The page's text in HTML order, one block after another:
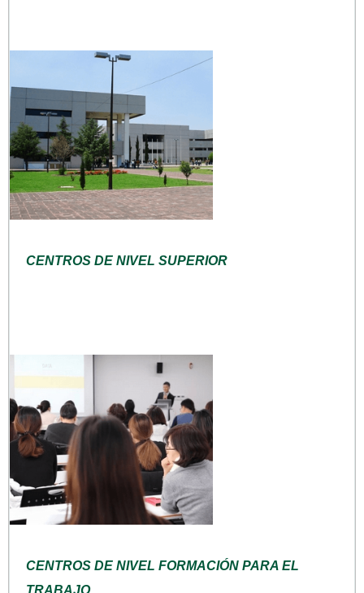
CENTROS DE NIVEL SUPERIOR
CENTROS DE NIVEL FORMACIÓN PARA EL
TRABAJO